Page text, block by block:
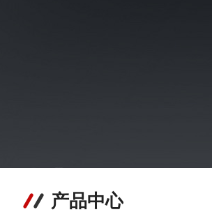
产品中心